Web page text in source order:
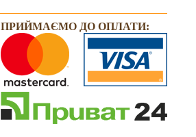
ПРИЙМАЄМО ДО ОПЛАТИ: